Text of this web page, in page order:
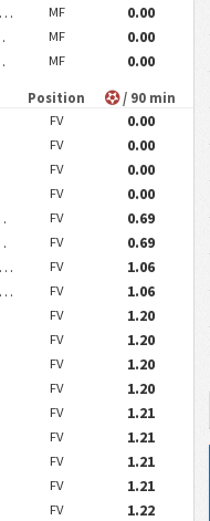
MF
0.00
MF
0.00
MF 0.00
Position / 90 min
FV
0.00
FV
0.00
FV
0.00
FV
0.00
FV
0.69
FV
0.69
FV
1.06
FV
1.06
FV
1.20
FV
1.20
FV
1.20
FV
1.20
FV
1.21
FV
1.21
FV
1.21
FV
1.21
FV
1.22